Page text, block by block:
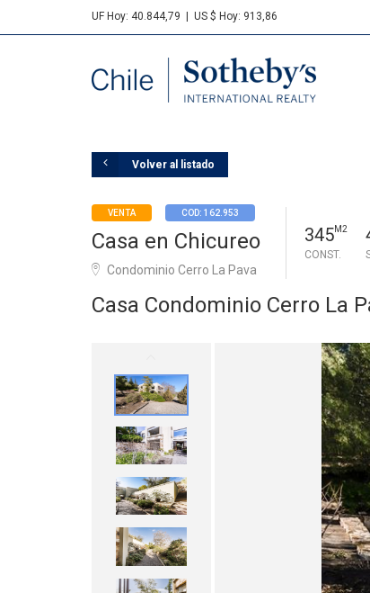
UF Hoy: 40.844,79 US $ Hoy: 913,86
Sotheby's
Volver al listado
VENTA COD: 162.953
Casa en Chicureo
Condominio Cerro La Pava
345M2
CONST.
Casa Condominio Cerro La